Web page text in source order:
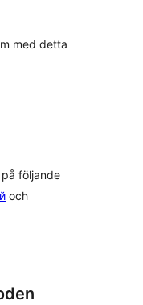
med detta
följande
och